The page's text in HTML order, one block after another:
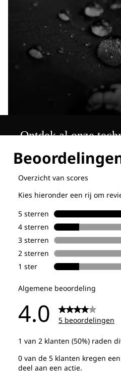
Ontdek al onze